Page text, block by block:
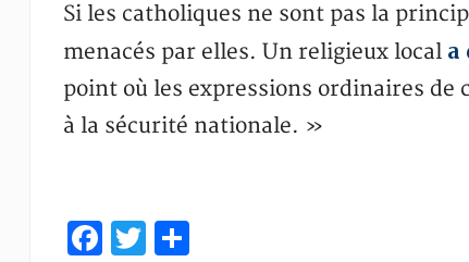
Si les catholiques ne sont pas la
menacés par elles. Un religieux local a
point où les expressions ordinaires
à la sécurité nationale. »
Facebook
Twitter
Partager